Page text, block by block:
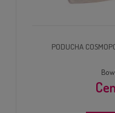
PODUCHA